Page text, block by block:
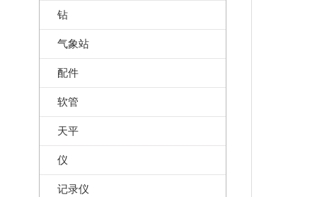
钻
气象站
配件
软管
天平
仪
记录仪